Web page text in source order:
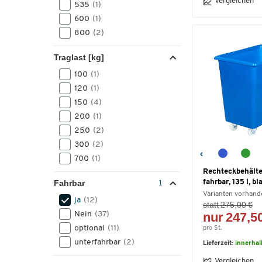
535 (1)
600 (1)
800 (2)
Traglast [kg]
100 (1)
120 (1)
150 (4)
200 (1)
250 (2)
300 (2)
700 (1)
Fahrbar
ja (12)
Nein (37)
optional (11)
unterfahrbar (2)
fahrbar, 135 l,
Varianten
statt 275,00 €
nur
pro St.
Lieferzeit: